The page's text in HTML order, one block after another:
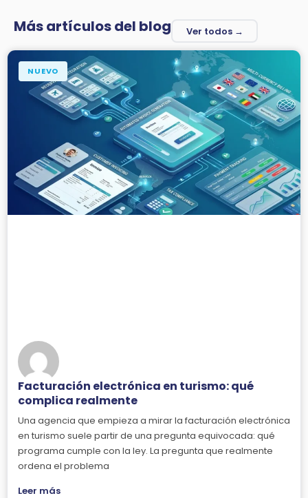
Más artículos del blog Ver todos →
NUEVO
Facturación electrónica en turismo: qué
complica realmente
Una agencia que empieza a mirar la facturación electrónica
en turismo suele partir de una pregunta equivocada: qué
programa cumple con la ley. La pregunta que realmente
ordena el problema
Leer más